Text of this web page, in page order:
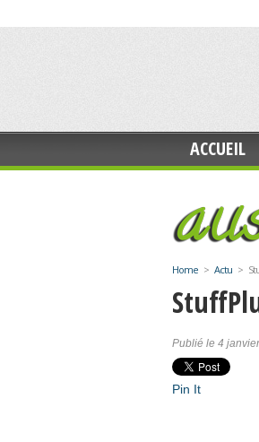
ACCUEIL
Home > Actu >
Publié le 4
Pin It